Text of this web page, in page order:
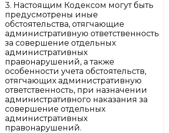
3. Настоящим Кодексом могут быть
предусмотрены иные
обстоятельства, отягчающие
административную ответственность
за совершение отдельных
административных
правонарушений, а также
особенности учета обстоятельств,
отягчающих административную
ответственность, при назначении
административного наказания за
совершение отдельных
административных
правонарушений.